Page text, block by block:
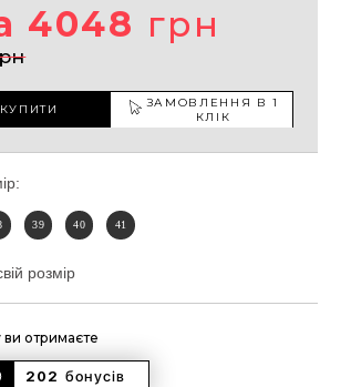
4048 грн
КУПИТИ
ЗАМОВЛЕННЯ В 1
КЛІК
39 40 41
розмір
отримаєте
202 бонусів